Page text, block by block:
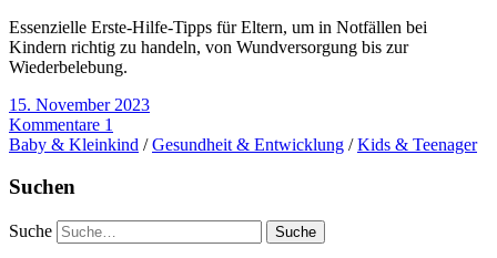
Essenzielle Erste-Hilfe-Tipps für Eltern, um in Notfällen bei
Kindern richtig zu handeln, von Wundversorgung bis zur
Wiederbelebung.
15. November 2023
Kommentare 1
Baby & Kleinkind /Gesundheit & Entwicklung /Kids & Teenager
Suchen
Suche